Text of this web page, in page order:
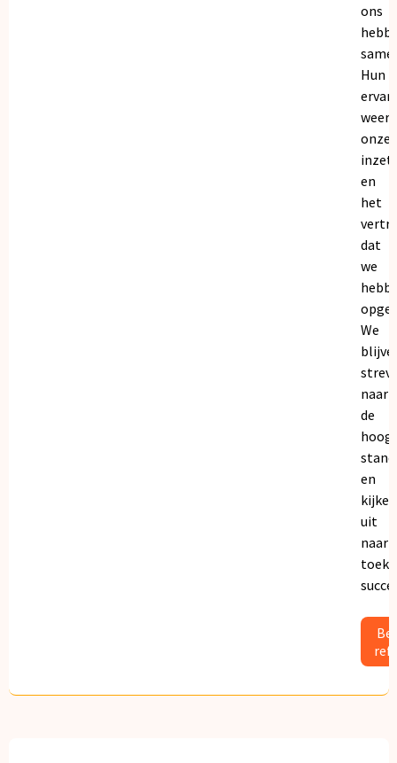
ons
Hun
onze
inzet
en
het
dat
we
We
naar
de
en
kijken
uit
naar